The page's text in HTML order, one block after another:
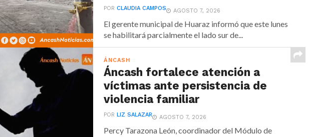
PORCLAUDIA CAMPOS AGOSTO 7, 2026
El gerente municipal de Huaraz informó que este lunes
se habilitará parcialmente el lado sur de...
ÁNCASH
Áncash fortalece atención a
víctimas ante persistencia de
violencia familiar
POR LIZ SALAZAR AGOSTO 7, 2026
Percy Tarazona León, coordinador del Módulo de